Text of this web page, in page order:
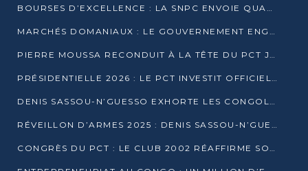
BOURSES D’EXCELLENCE : LA SNPC ENVOIE QUATRE NOUVEAUX TALENTS CONGOLAIS SE FORMER À BAKOU
MARCHÉS DOMANIAUX : LE GOUVERNEMENT ENGAGE LA STRUCTURATION DES TAXES D’ASSAINISSEMENT
PIERRE MOUSSA RECONDUIT À LA TÊTE DU PCT JUSQU’EN 2031
PRÉSIDENTIELLE 2026 : LE PCT INVESTIT OFFICIELLEMENT DENIS SASSOU NGUESSO
DENIS SASSOU-N’GUESSO EXHORTE LES CONGOLAIS À L’UNITÉ ET AU FAIR-PLAY DÉMOCRATIQUE EN 2026
RÉVEILLON D’ARMES 2025 : DENIS SASSOU-N’GUESSO GARANTIT DES ÉLECTIONS 2026 PAISIBLES ET SÉCURISÉES
CONGRÈS DU PCT : LE CLUB 2002 RÉAFFIRME SON SOUTIEN À DENIS SASSOU-N’GUESSO POUR 2026